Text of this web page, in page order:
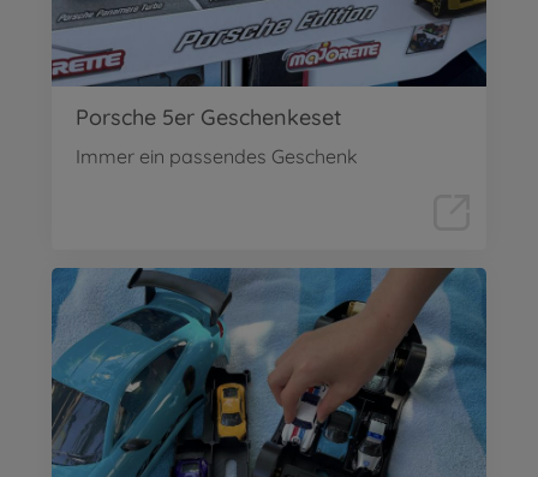
Porsche 5er Geschenkeset
Immer ein passendes Geschenk